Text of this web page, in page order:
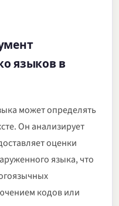
языков в
может определять
Он анализирует
оценки
языка, что
кодов или